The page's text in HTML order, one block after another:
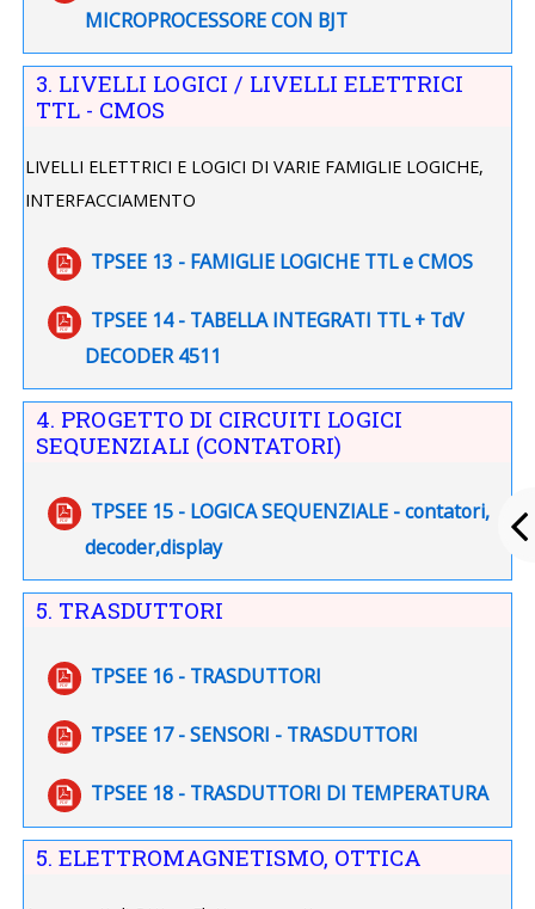
MICROPROCESSORE CON BJT
File
3. LIVELLI LOGICI / LIVELLI ELETTRICI
TTL - CMOS
LIVELLI ELETTRICI E LOGICI DI VARIE FAMIGLIE LOGICHE,
INTERFACCIAMENTO
TPSEE 13 - FAMIGLIE LOGICHE TTL e CMOS
File
TPSEE 14 - TABELLA INTEGRATI TTL + TdV
DECODER 4511
File
4. PROGETTO DI CIRCUITI LOGICI
SEQUENZIALI (CONTATORI)
TPSEE 15 - LOGICA SEQUENZIALE - contatori,
decoder,display
File
5. TRASDUTTORI
TPSEE 16 - TRASDUTTORI
File
TPSEE 17 - SENSORI - TRASDUTTORI
File
TPSEE 18 - TRASDUTTORI DI TEMPERATURA
File
5. ELETTROMAGNETISMO, OTTICA